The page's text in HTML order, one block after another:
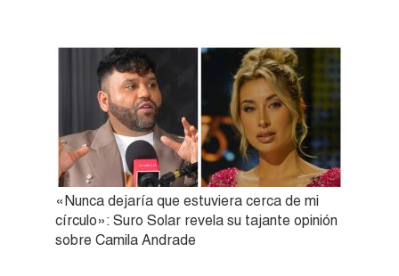
«Nunca dejaría que estuviera cerca de mi
círculo»: Suro Solar revela su tajante opinión
sobre Camila Andrade